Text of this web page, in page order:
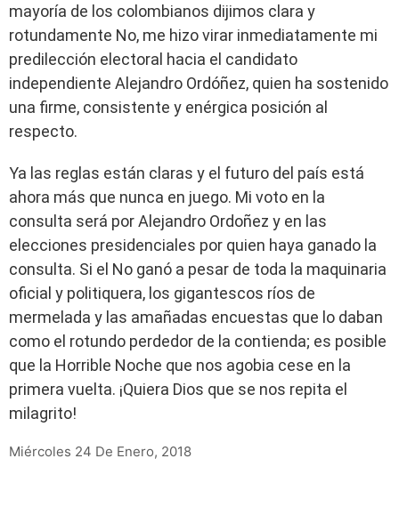
mayoría de los colombianos dijimos clara y
rotundamente No, me hizo virar inmediatamente mi
predilección electoral hacia el candidato
independiente Alejandro Ordóñez, quien ha sostenido
una firme, consistente y enérgica posición al
respecto.
Ya las reglas están claras y el futuro del país está
ahora más que nunca en juego. Mi voto en la
consulta será por Alejandro Ordoñez y en las
elecciones presidenciales por quien haya ganado la
consulta. Si el No ganó a pesar de toda la maquinaria
oficial y politiquera, los gigantescos ríos de
mermelada y las amañadas encuestas que lo daban
como el rotundo perdedor de la contienda; es posible
que la Horrible Noche que nos agobia cese en la
primera vuelta. ¡Quiera Dios que se nos repita el
milagrito!
Miércoles 24 De Enero, 2018